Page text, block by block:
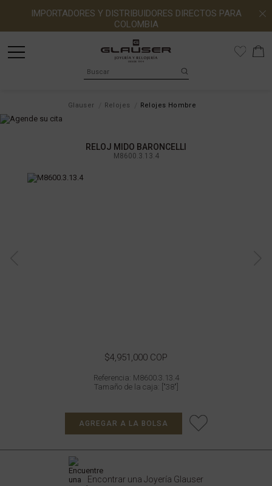
IMPORTADORES Y DISTRIBUIDORES DIRECTOS PARA
COLOMBIA
Glauser Relojes Relojes Hombre
RELOJ MIDO BARONCELLI
M8600.3.13.4
$4,951,000 COP
Referencia: M8600.3.13.4
Tamaño de la caja: ["38"]
AGREGAR A LA BOLSA
Encontrar una Joyería Glauser